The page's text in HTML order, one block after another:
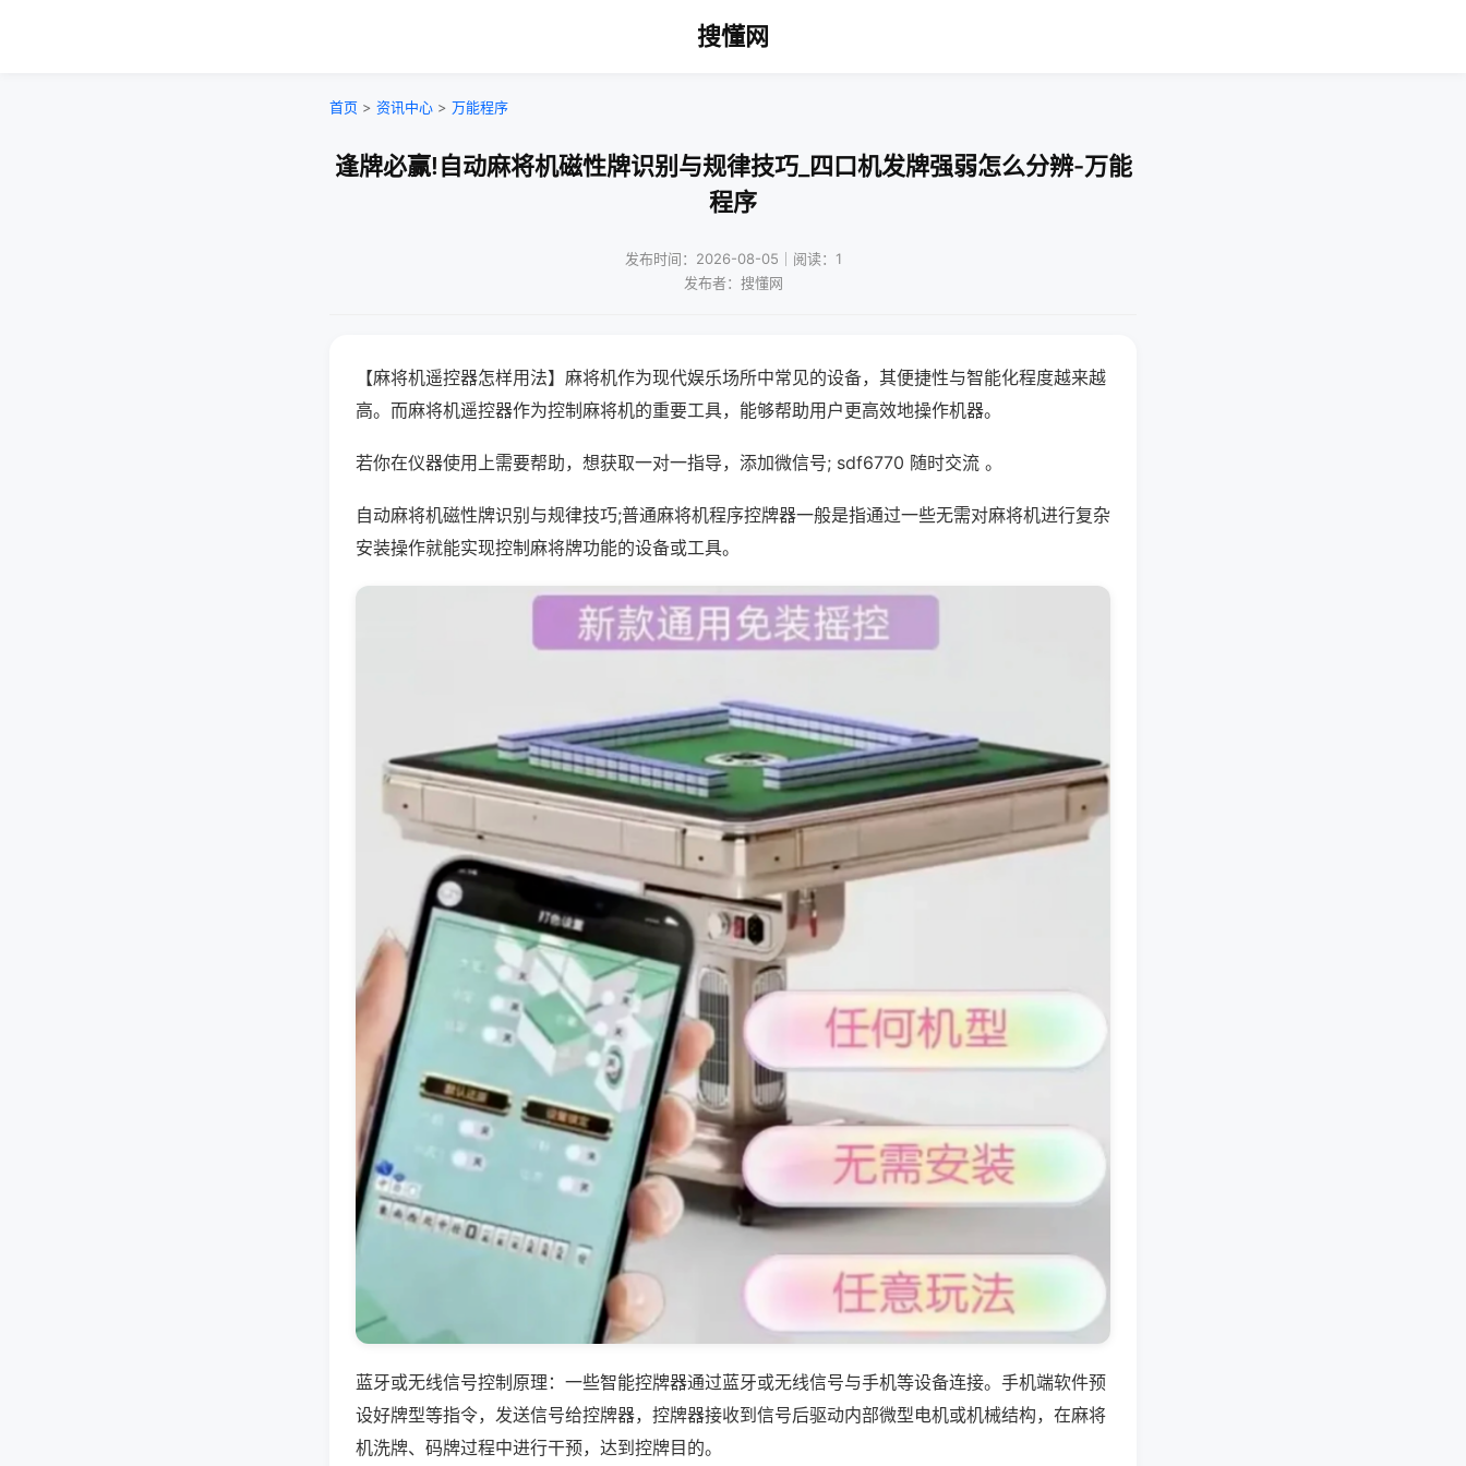
搜懂网
首页 > 资讯中心 > 万能程序
逢牌必赢!自动麻将机磁性牌识别与规律技巧_四口机发牌强弱怎么分辨-万能
程序
发布时间：2026-08-05｜阅读：1
发布者：搜懂网
【麻将机遥控器怎样用法】麻将机作为现代娱乐场所中常见的设备，其便捷性与智能化程度越来越
高。而麻将机遥控器作为控制麻将机的重要工具，能够帮助用户更高效地操作机器。
若你在仪器使用上需要帮助，想获取一对一指导，添加微信号; sdf6770 随时交流 。
自动麻将机磁性牌识别与规律技巧;普通麻将机程序控牌器一般是指通过一些无需对麻将机进行复杂
安装操作就能实现控制麻将牌功能的设备或工具。
蓝牙或无线信号控制原理：一些智能控牌器通过蓝牙或无线信号与手机等设备连接。手机端软件预
设好牌型等指令，发送信号给控牌器，控牌器接收到信号后驱动内部微型电机或机械结构，在麻将
机洗牌、码牌过程中进行干预，达到控牌目的。